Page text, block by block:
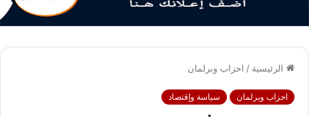
الرئيسية / احزاب وبرلمان
احزاب وبرلمان سياسة وإقتصاد